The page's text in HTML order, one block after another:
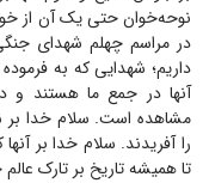
در مراسم چهلم شهدای جنگی
داریم؛ شهدایی که به
آنها در جمع ما هستند و
مشاهده است. سلام خدا بر
را آفریدند. سلام خدا بر
تا همیشه تاریخ بر تارک